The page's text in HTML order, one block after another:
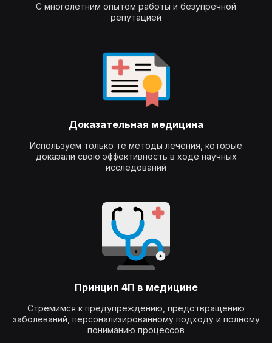
С многолетним опытом работы и безупречной
репутацией
Доказательная медицина
Используем только те методы лечения, которые
доказали свою эффективность в ходе научных
исследований
Принцип 4П в медицине
Стремимся к предупреждению, предотвращению
заболеваний, персонализированному подходу и полному
пониманию процессов